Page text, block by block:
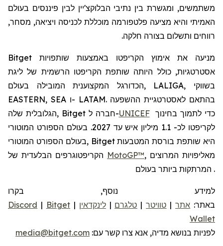
משתמשים, ומגשרת בין נתיבי הבלוקצ'יין לבין פיננסים בעולם
האמיתי והיא מציעה פלטפורמה מוכללת לכניסה ויציאה, מסחר,
רווחים ותשלום בצורה חלקה.
Bitget מניעה את אימוץ הקריפטו באמצעות שותפויות
אסטרטגיות, כולל היותה שותפת הקריפטו הרשמית של ליגת
הכדורגל המקצוענית המובילה בעולם, LALIGA, בשווקי
EASTERN, SEA ו- LATAM. בהתאם לאסטרטגיית ההשפעה
הגלובלית שלה, Bitget חברה ל-UNICEFכדי לתמוך בחינוך
לקריפטו לכ- 1.1 מיליון איש עד 2027. בעולם הספורט המוטורי
בעולם הספורט המוטורי, Bitget היא שותפת בורסת המטבעות
MotoGP™, מאליפויות המרוצים
המרתקות ביותר בעולם.
למידע נוסף, בקרו
באתר: אתר| טוויטר| טלגרם |לינקדאין |
Discord | Bitget
Wallet
לפניות בנושא מדיה, אנא צרו קשר עם: media@bitget.com